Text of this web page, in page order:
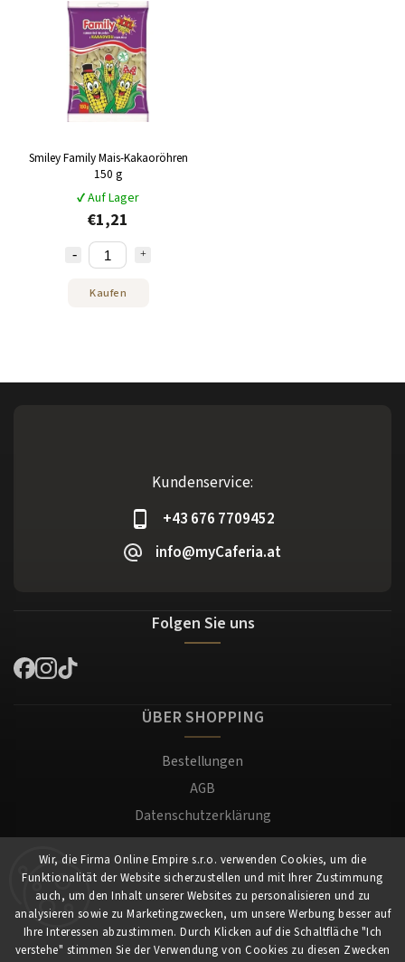
Wir, die Firma Online Empire s.r.o. verwenden Cookies, um die
Funktionalität der Website sicherzustellen und mit Ihrer Zustimmung
auch, um den Inhalt unserer Websites zu personalisieren und zu
analysieren sowie zu Marketingzwecken, um unsere Werbung besser auf
Ihre Interessen abzustimmen. Durch Klicken auf die Schaltfläche "Ich
verstehe" stimmen Sie der Verwendung von Cookies zu diesen Zwecken
Smiley Family Mais-Kakaoröhren
150 g
✔ Auf Lager
€1,21
Kaufen
Kundenservice:
+43 676 7709452
info@myCaferia.at
Folgen Sie uns
ÜBER SHOPPING
Bestellungen
AGB
Datenschutzerklärung
Versand und Zahlung
Warenrücksendung
Impressum
Für Kunden